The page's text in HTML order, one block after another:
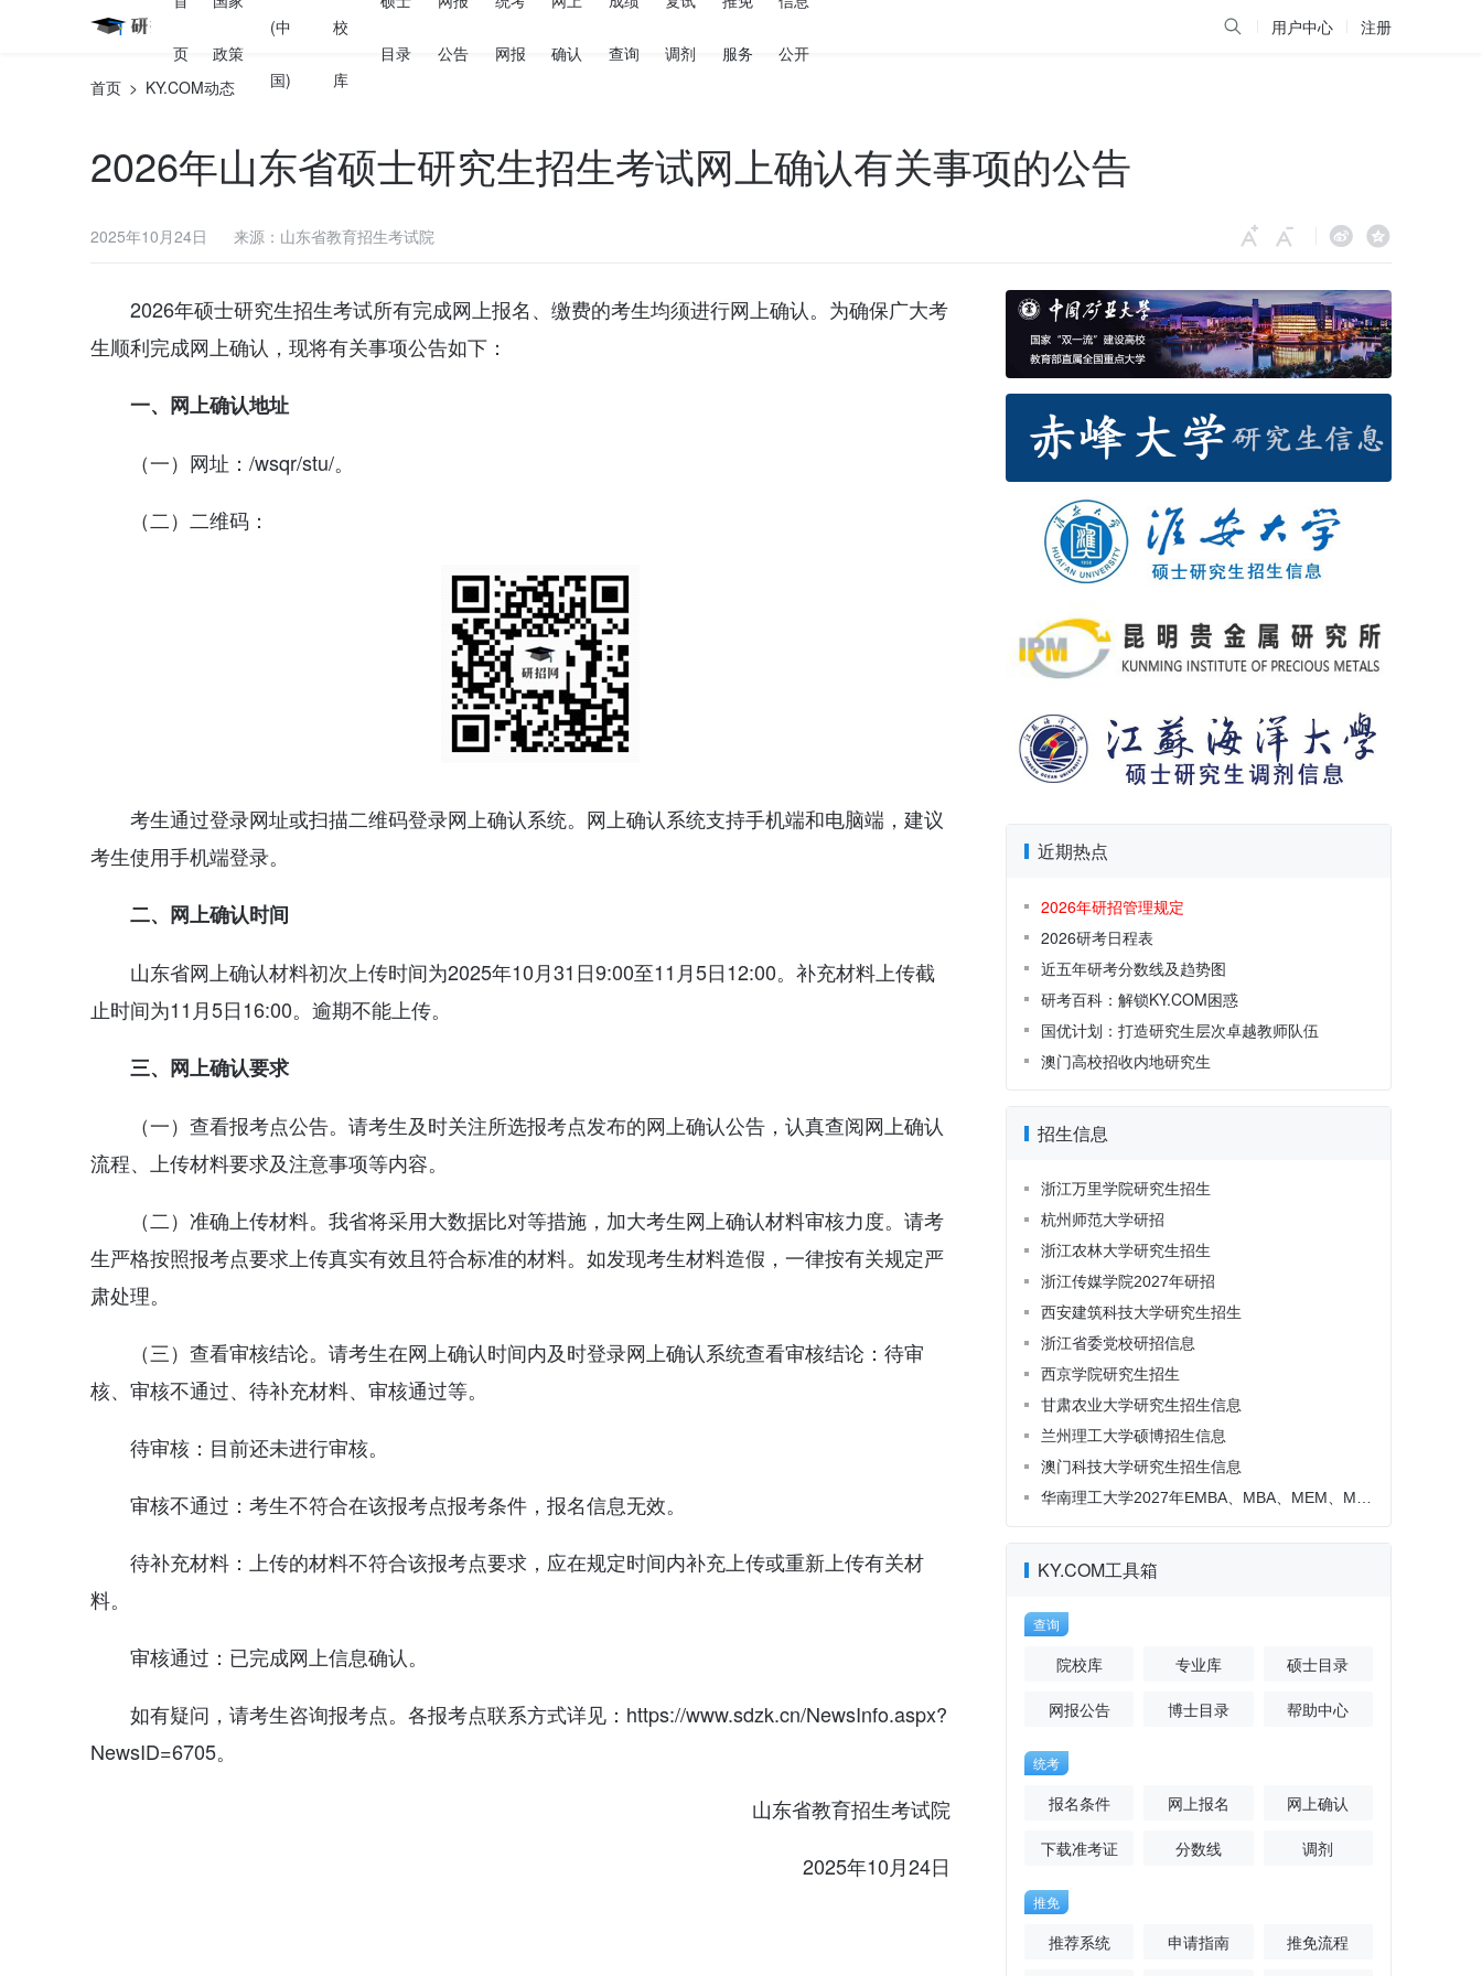
页 政策
(中
国)
校
库
目录 公告 网报 确认 查询 调剂 服务 公开
用户中心 注册
首页 > KY.COM动态
2026年山东省硕士研究生招生考试网上确认有关事项的公告
2025年10月24日 来源：山东省教育招生考试院
2026年硕士研究生招生考试所有完成网上报名、缴费的考生均须进行网上确认。为确保广大考
生顺利完成网上确认，现将有关事项公告如下：
一、网上确认地址
（一）网址：/wsqr/stu/。
（二）二维码：
考生通过登录网址或扫描二维码登录网上确认系统。网上确认系统支持手机端和电脑端，建议
考生使用手机端登录。
二、网上确认时间
山东省网上确认材料初次上传时间为2025年10月31日9:00至11月5日12:00。补充材料上传截
止时间为11月5日16:00。逾期不能上传。
三、网上确认要求
（一）查看报考点公告。请考生及时关注所选报考点发布的网上确认公告，认真查阅网上确认
流程、上传材料要求及注意事项等内容。
（二）准确上传材料。我省将采用大数据比对等措施，加大考生网上确认材料审核力度。请考
生严格按照报考点要求上传真实有效且符合标准的材料。如发现考生材料造假，一律按有关规定严
肃处理。
（三）查看审核结论。请考生在网上确认时间内及时登录网上确认系统查看审核结论：待审
核、审核不通过、待补充材料、审核通过等。
待审核：目前还未进行审核。
审核不通过：考生不符合在该报考点报考条件，报名信息无效。
待补充材料：上传的材料不符合该报考点要求，应在规定时间内补充上传或重新上传有关材
料。
审核通过：已完成网上信息确认。
如有疑问，请考生咨询报考点。各报考点联系方式详见：https://www.sdzk.cn/NewsInfo.aspx?
NewsID=6705。
山东省教育招生考试院
2025年10月24日
近期热点
2026年研招管理规定
2026研考日程表
近五年研考分数线及趋势图
研考百科：解锁KY.COM困惑
国优计划：打造研究生层次卓越教师队伍
澳门高校招收内地研究生
招生信息
KY.COM工具箱
查询
院校库 专业库 硕士目录
网报公告 博士目录 帮助中心
统考
报名条件 网上报名 网上确认
下载准考证 分数线 调剂
推免
推荐系统 申请指南 推免流程